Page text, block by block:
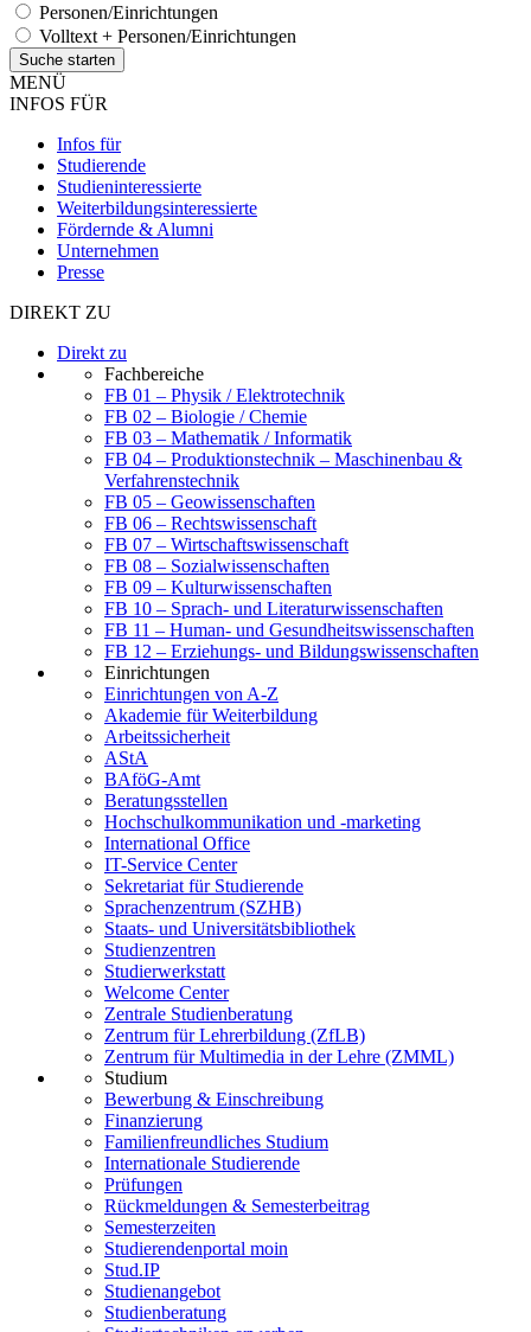
Personen/Einrichtungen
Volltext + Personen/Einrichtungen
MENÜ
INFOS FÜR
Infos für
Studierende
Studieninteressierte
Weiterbildungsinteressierte
Fördernde & Alumni
Unternehmen
Presse
DIREKT ZU
Direkt zu
Fachbereiche
FB 01 – Physik / Elektrotechnik
FB 02 – Biologie / Chemie
FB 03 – Mathematik / Informatik
FB 04 – Produktionstechnik – Maschinenbau &
Verfahrenstechnik
FB 05 – Geowissenschaften
FB 06 – Rechtswissenschaft
FB 07 – Wirtschaftswissenschaft
FB 08 – Sozialwissenschaften
FB 09 – Kulturwissenschaften
FB 10 – Sprach- und Literaturwissenschaften
FB 11 – Human- und Gesundheitswissenschaften
FB 12 – Erziehungs- und Bildungswissenschaften
Einrichtungen
Einrichtungen von A-Z
Akademie für Weiterbildung
Arbeitssicherheit
AStA
BAföG-Amt
Beratungsstellen
Hochschulkommunikation und -marketing
International Office
IT-Service Center
Sekretariat für Studierende
Sprachenzentrum (SZHB)
Staats- und Universitätsbibliothek
Studienzentren
Studierwerkstatt
Welcome Center
Zentrale Studienberatung
Zentrum für Lehrerbildung (ZfLB)
Zentrum für Multimedia in der Lehre (ZMML)
Studium
Bewerbung & Einschreibung
Finanzierung
Familienfreundliches Studium
Internationale Studierende
Prüfungen
Rückmeldungen & Semesterbeitrag
Semesterzeiten
Studierendenportal moin
Stud.IP
Studienangebot
Studienberatung